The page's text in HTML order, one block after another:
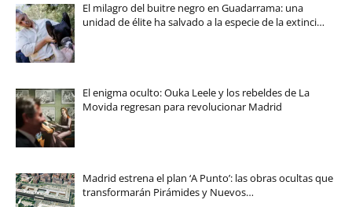
El milagro del buitre negro en Guadarrama: una
unidad de élite ha salvado a la especie de la extinci…
El enigma oculto: Ouka Leele y los rebeldes de La
Movida regresan para revolucionar Madrid
Madrid estrena el plan ‘A Punto’: las obras ocultas que
transformarán Pirámides y Nuevos…